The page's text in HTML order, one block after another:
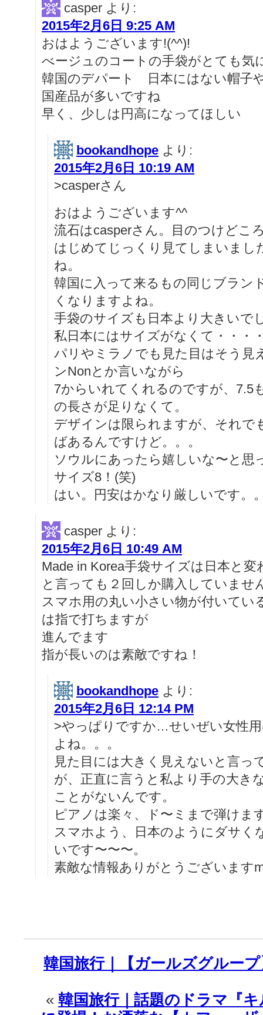
casper より:
2015年2月6日 9:25 AM
おはようございます!(^^)!
べージュのコートの手袋がとても気
韓国のデパート 日本にはない帽子
国産品が多いですね
早く、少しは円高になってほしい
bookandhope より:
2015年2月6日 10:19 AM
>casperさん
おはようございます^^
流石はcasperさん。目のつけどこ
はじめてじっくり見てしまいまし
ね。
韓国に入って来るもの同じブラン
くなりますよね。
手袋のサイズも日本より大きいで
私日本にはサイズがなくて・・・
パリやミラノでも見た目はそう見
ンNonとか言いながら
7からいれてくれるのですが、7.5
の長さが足りなくて。
デザインは限られますが、それで
ばあるんですけど。。。
ソウルにあったら嬉しいな〜と思
サイズ8！(笑)
はい。円安はかなり厳しいです。
casper より:
2015年2月6日 10:49 AM
Made in Korea手袋サイズは日本と
と言っても２回しか購入していませ
スマホ用の丸い小さい物が付いてい
は指で打ちますが
進んでます
指が長いのは素敵ですね！
bookandhope より:
2015年2月6日 12:14 PM
>やっぱりですか…せいぜい女性
よね。。。
見た目には大きく見えないと言っ
が、正直に言うと私より手の大き
ことがないんです。
ピアノは楽々、ド〜ミまで弾けま
スマホよう、日本のようにダサく
いです〜〜〜。
素敵な情報ありがとうございます
韓国旅行｜【ガールズグルー
« 韓国旅行｜話題のドラマ『